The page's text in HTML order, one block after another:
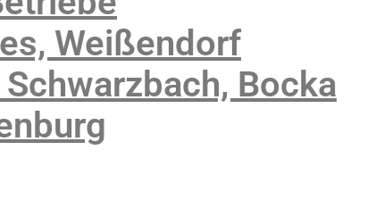
Weißendorf
Bocka